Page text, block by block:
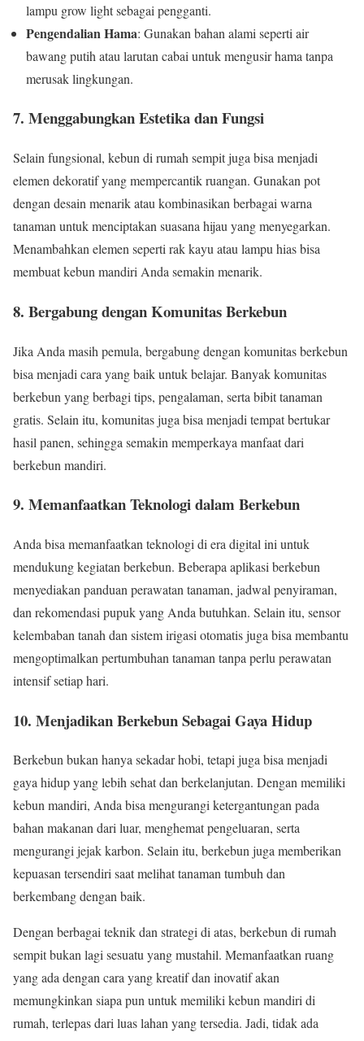
lampu grow light sebagai pengganti.
Pengendalian Hama: Gunakan bahan alami seperti air
bawang putih atau larutan cabai untuk mengusir hama tanpa
merusak lingkungan.
7. Menggabungkan Estetika dan Fungsi
Selain fungsional, kebun di rumah sempit juga bisa menjadi
elemen dekoratif yang mempercantik ruangan. Gunakan pot
dengan desain menarik atau kombinasikan berbagai warna
tanaman untuk menciptakan suasana hijau yang menyegarkan.
Menambahkan elemen seperti rak kayu atau lampu hias bisa
membuat kebun mandiri Anda semakin menarik.
8. Bergabung dengan Komunitas Berkebun
Jika Anda masih pemula, bergabung dengan komunitas berkebun
bisa menjadi cara yang baik untuk belajar. Banyak komunitas
berkebun yang berbagi tips, pengalaman, serta bibit tanaman
gratis. Selain itu, komunitas juga bisa menjadi tempat bertukar
hasil panen, sehingga semakin memperkaya manfaat dari
berkebun mandiri.
9. Memanfaatkan Teknologi dalam Berkebun
Anda bisa memanfaatkan teknologi di era digital ini untuk
mendukung kegiatan berkebun. Beberapa aplikasi berkebun
menyediakan panduan perawatan tanaman, jadwal penyiraman,
dan rekomendasi pupuk yang Anda butuhkan. Selain itu, sensor
kelembaban tanah dan sistem irigasi otomatis juga bisa membantu
mengoptimalkan pertumbuhan tanaman tanpa perlu perawatan
intensif setiap hari.
10. Menjadikan Berkebun Sebagai Gaya Hidup
Berkebun bukan hanya sekadar hobi, tetapi juga bisa menjadi
gaya hidup yang lebih sehat dan berkelanjutan. Dengan memiliki
kebun mandiri, Anda bisa mengurangi ketergantungan pada
bahan makanan dari luar, menghemat pengeluaran, serta
mengurangi jejak karbon. Selain itu, berkebun juga memberikan
kepuasan tersendiri saat melihat tanaman tumbuh dan
berkembang dengan baik.
Dengan berbagai teknik dan strategi di atas, berkebun di rumah
sempit bukan lagi sesuatu yang mustahil. Memanfaatkan ruang
yang ada dengan cara yang kreatif dan inovatif akan
memungkinkan siapa pun untuk memiliki kebun mandiri di
rumah, terlepas dari luas lahan yang tersedia. Jadi, tidak ada